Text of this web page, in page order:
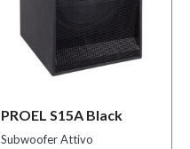
PROEL S15A Black
Subwoofer Attivo